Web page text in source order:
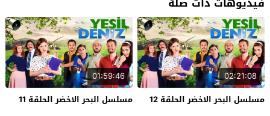
02:21:08
مسلسل البحر الاخضر الحلقة 12
01:59:46
مسلسل البحر الاخضر الحلقة 11